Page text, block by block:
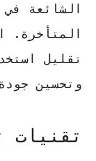
الشائعة
المتأخرة .
تقليل
وتحسين
تقنيات